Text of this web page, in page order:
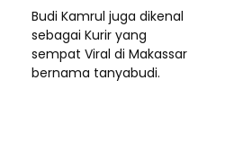
Budi Kamrul juga dikenal
sebagai Kurir yang
sempat Viral di Makassar
bernama tanyabudi.